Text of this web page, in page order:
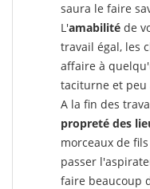
saura le faire
L'amabilité de
travail égal, les
affaire à
taciturne et peu
A la fin des
propreté des
morceaux de
passer
faire beaucoup